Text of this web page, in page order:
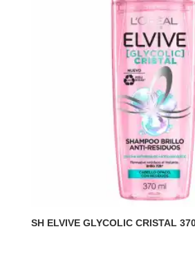
SH ELVIVE GLYCOLIC CRISTAL